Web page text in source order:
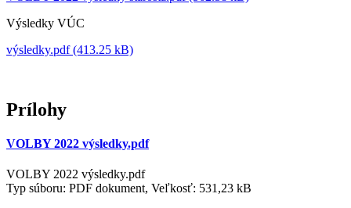
Výsledky VÚC
výsledky.pdf (413.25 kB)
Prílohy
VOLBY 2022 výsledky.pdf
VOLBY 2022 výsledky.pdf
Typ súboru: PDF dokument, Veľkosť: 531,23 kB